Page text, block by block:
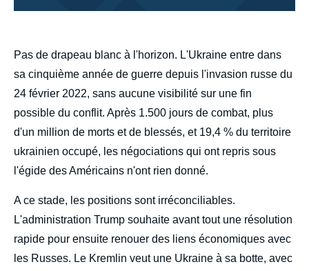
body
Pas de drapeau blanc à l'horizon. L'Ukraine entre dans
sa cinquième année de guerre depuis l'invasion russe du
24 février 2022, sans aucune visibilité sur une fin
possible du conflit. Après 1.500 jours de combat, plus
d'un million de morts et de blessés, et 19,4 % du territoire
ukrainien occupé, les négociations qui ont repris sous
l'égide des Américains n'ont rien donné.
A ce stade, les positions sont irréconciliables.
L'administration Trump souhaite avant tout une résolution
rapide pour ensuite renouer des liens économiques avec
les Russes. Le Kremlin veut une Ukraine à sa botte, avec